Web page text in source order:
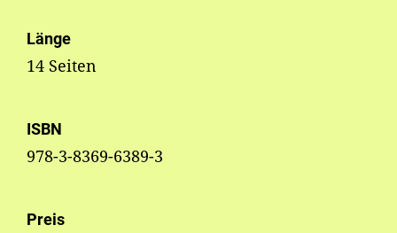
Länge
14 Seiten
ISBN
978-3-8369-6389-3
Preis